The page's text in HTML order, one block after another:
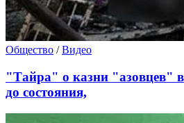
Общество /Видео
"Тайра" о казни "азовцев"
до состояния,